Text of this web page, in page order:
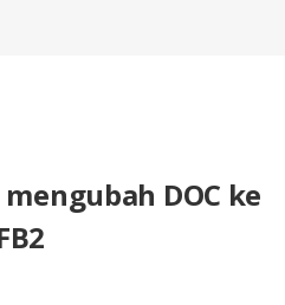
DOC ke